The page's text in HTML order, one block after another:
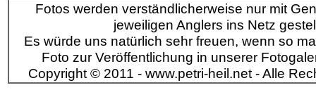
Fotos werden verständlicherweise nur mit
jeweiligen Anglers ins Netz
Es würde uns natürlich sehr freuen, wenn so
Foto zur Veröffentlichung in unserer
Copyright © 2011 - www.petri-heil.net - Alle